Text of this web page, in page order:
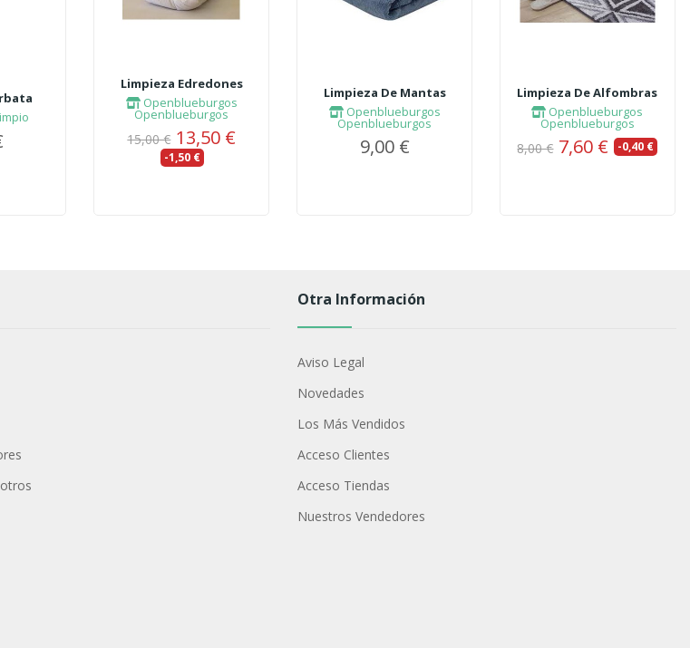
Limpieza Edredones
Openblueburgos
Openblueburgos
15,00 € 13,50 €
-1,50 €
Limpieza De Mantas
Openblueburgos
Openblueburgos
9,00 €
Limpieza De Alfombras
Openblueburgos
Openblueburgos
8,00 € 7,60 € -0,40 €
Otra Información
Aviso Legal
Novedades
Los Más Vendidos
Acceso Clientes
Acceso Tiendas
Nuestros Vendedores